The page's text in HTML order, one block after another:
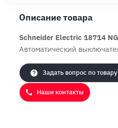
Описание товара
Schneider Electric 18714
Автоматический
Задать вопрос по товару
Наши контакты
Продолжить покупки